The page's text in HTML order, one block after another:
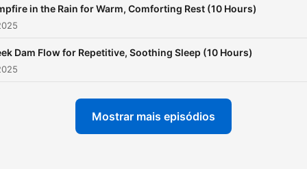
première étincelle d’énergie
d’une petite vague de
offrir ce moment que vous
repoussez trop souvent. Et
in the Rain for Warm, Comforting Rest (10 Hours)
Dam Flow for Repetitive, Soothing Sleep (10 Hours)
Mostrar mais episódios